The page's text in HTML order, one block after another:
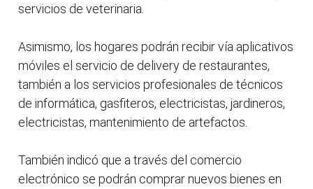
servicios de veterinaria.
Asimismo, los hogares podrán recibir vía aplicativos
móviles el servicio de delivery de restaurantes,
también a los servicios profesionales de técnicos
de informática, gasfiteros, electricistas, jardineros,
electricistas, mantenimiento de artefactos.
También indicó que a través del comercio
electrónico se podrán comprar nuevos bienes en